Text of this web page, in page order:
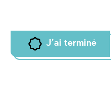
J'ai terminé